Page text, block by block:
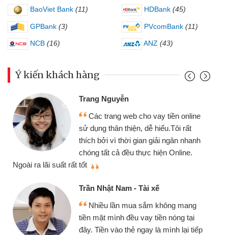
BaoViet Bank (11) HDBank (45)
GPBank (3) PVcomBank (11)
NCB (16) ANZ (43)
Ý kiến khách hàng
Trang Nguyễn
Các trang web cho vay tiền online
sử dụng thân thiện, dễ hiểu.Tôi rất
thích bởi vì thời gian giải ngân nhanh
chóng tất cả đều thực hiện Online.
Ngoài ra lãi suất rất tốt
Trần Nhật Nam - Tài xế
Nhiều lần mua sắm không mang
tiền mặt mình đều vay tiền nóng tại
đây. Tiền vào thẻ ngay là mình lại tiếp